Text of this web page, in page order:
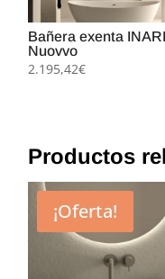
Bañera exenta
Nuovvo
2.195,42€
Productos
¡Oferta!